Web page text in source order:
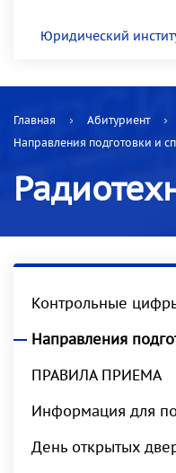
Юридический
Главная Абитуриент
Направления подготовки и
Контрольные
Направления
ПРАВИЛА ПРИЕМА
Информация для
День открытых